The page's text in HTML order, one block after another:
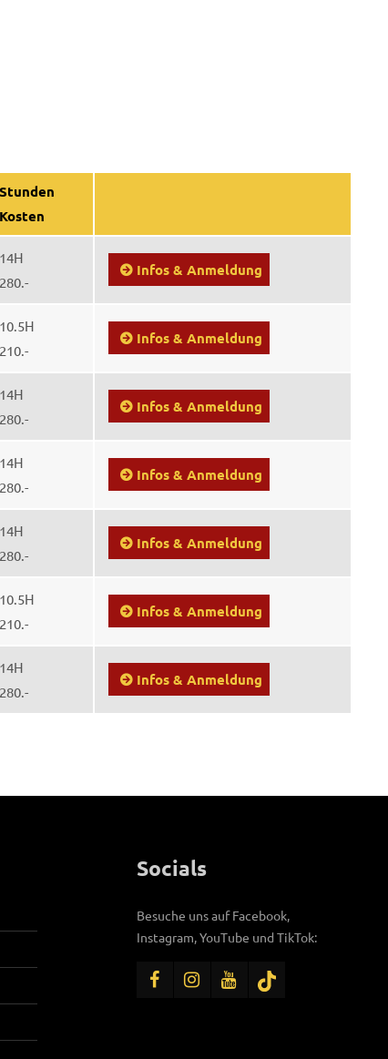
Stunden
Kosten
14H
280.-
Infos & Anmeldung
10.5H
210.-
Infos & Anmeldung
14H
280.-
Infos & Anmeldung
14H
280.-
Infos & Anmeldung
14H
280.-
Infos & Anmeldung
10.5H
210.-
Infos & Anmeldung
14H
280.-
Infos & Anmeldung
Socials
Besuche uns auf Facebook,
Instagram, YouTube und TikTok: